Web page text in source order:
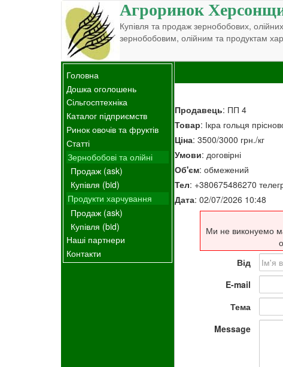
Агроринок
Купівля та продаж зернобобових,
зернобобовим, олійним та продуктам
Головна
Дошка оголошень
Сільгосптехніка
Каталог підприємств
Ринок овочів та фруктів
Статті
Зернобобові та олійні
Продаж (ask)
Купівля (bid)
Продукти харчування
Продаж (ask)
Купівля (bid)
Наші партнери
Контакти
Продавець: ПП 4
Товар: Ікра гольця
Ціна: 3500/3000 грн./кг
Умови: договірні
Об'єм: обмежений
Тел: +380675486270
Дата: 02/07/2026 10:48
Ми не виконуемо
Від
E-mail
Тема
Message